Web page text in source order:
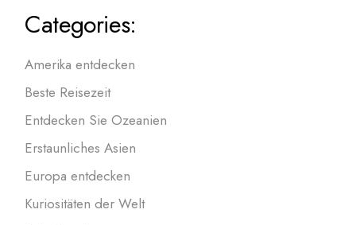
Categories:
Amerika entdecken
Beste Reisezeit
Entdecken Sie Ozeanien
Erstaunliches Asien
Europa entdecken
Kuriositäten der Welt